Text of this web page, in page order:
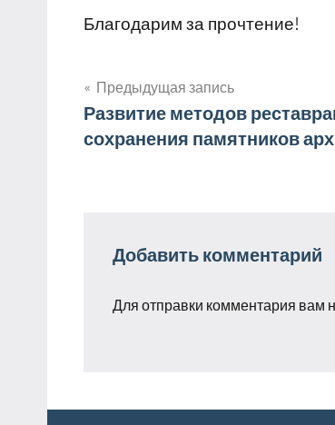
Благодарим за прочтение!
Навигация
по
Предыдущая запись
Развитие методов
сохранения памятников
Добавить комментарий
Для отправки комментария вам